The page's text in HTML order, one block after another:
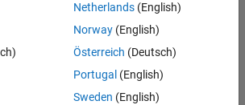
Netherlands(English)
Norway(English)
Österreich (Deutsch)
Portugal (English)
Sweden (English)
Contacts locaux
MathWorks, Inc.